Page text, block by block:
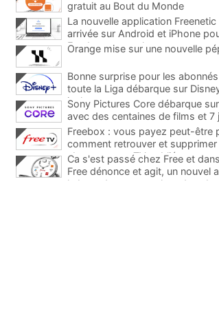
gratuit au Bout du Monde
La nouvelle application
arrivée sur Android et iPhone
Freebox, testez la
Orange mise sur une nouvelle
Bonne surprise pour les
toute la Liga débarque sur
inclus
Sony Pictures Core débarque
avec des centaines de films et 7
Freebox : vous payez peut-être
comment retrouver et
abonnements TV oubliés
Ca s'est passé chez Free et
Free dénonce et agit, un nouvel
le bout de son nez chez des